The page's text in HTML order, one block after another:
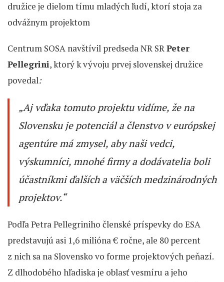
družice je dielom tímu mladých ľudí, ktorí stoja za
odvážnym projektom
Centrum SOSA navštívil predseda NR SRPeter
Pellegrini, ktorý k vývoju prvej slovenskej družice
povedal:
„Aj vďaka tomuto projektu vidíme, že na
Slovensku je potenciál a členstvo v európskej
agentúre má zmysel, aby naši vedci,
výskumníci, mnohé firmy a dodávatelia boli
účastníkmi ďalších a väčších medzinárodných
projektov.“
Podľa Petra Pellegriniho členské príspevky do ESA
predstavujú asi 1,6 milióna € ročne, ale 80 percent
z nich sa na Slovensko vo forme projektových peňazí.
Z dlhodobého hľadiska je oblasť vesmíru a jeho